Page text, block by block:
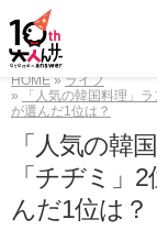
HOME
ライフ
「人気の韓国料理」
が選んだ1位は？
「人気の韓
「チヂミ」
んだ1位は？